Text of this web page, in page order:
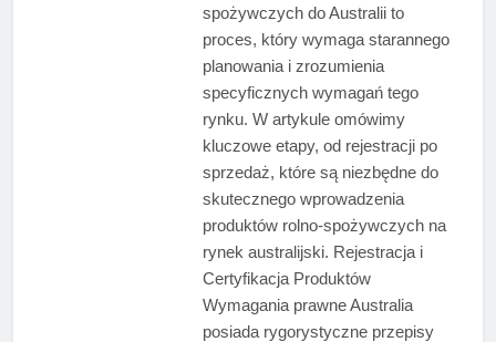
spożywczych do Australii to
proces, który wymaga starannego
planowania i zrozumienia
specyficznych wymagań tego
rynku. W artykule omówimy
kluczowe etapy, od rejestracji po
sprzedaż, które są niezbędne do
skutecznego wprowadzenia
produktów rolno-spożywczych na
rynek australijski. Rejestracja i
Certyfikacja Produktów
Wymagania prawne Australia
posiada rygorystyczne przepisy